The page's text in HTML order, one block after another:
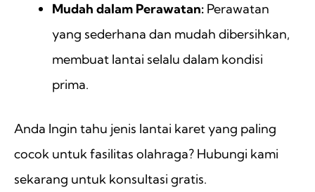
Mudah dalam Perawatan: Perawatan
yang sederhana dan mudah dibersihkan,
membuat lantai selalu dalam kondisi
prima.
Anda Ingin tahu jenis lantai karet yang paling
cocok untuk fasilitas olahraga? Hubungi kami
sekarang untuk konsultasi gratis.